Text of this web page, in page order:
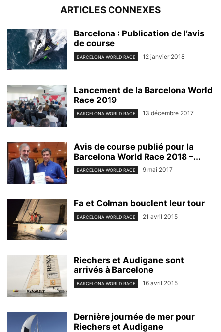
ARTICLES CONNEXES
Barcelona : Publication de l’avis
de course
BARCELONA WORLD RACE 12 janvier 2018
Lancement de la Barcelona World
Race 2019
BARCELONA WORLD RACE 13 décembre 2017
Avis de course publié pour la
Barcelona World Race 2018 –...
BARCELONA WORLD RACE 9 mai 2017
Fa et Colman bouclent leur tour
BARCELONA WORLD RACE 21 avril 2015
Riechers et Audigane sont
arrivés à Barcelone
BARCELONA WORLD RACE 16 avril 2015
Dernière journée de mer pour
Riechers et Audigane